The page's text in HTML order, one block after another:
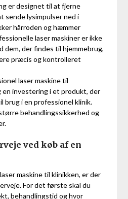
er designet til at fjerne
sende lysimpulser ned i
hårroden og hæmmer
laser maskiner er ikke
dem, der findes til hjemmebrug,
præcis og kontrolleret
laser maskine til
en investering i et produkt, der
i en professionel klinik.
behandlingssikkerhed og
ved køb af en
maskine til klinikken, er der
For det første skal du
behandlingstid og hvor